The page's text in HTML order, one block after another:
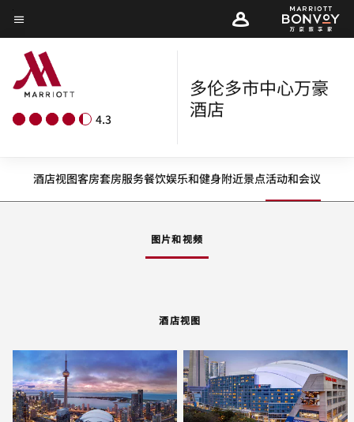
Skip
to
main
content
菜单文本
4.3
多伦多市中心万豪
酒店
酒店视图客房套房服务餐饮娱乐和健身附近景点活动和会议
图片和视频
酒店视图